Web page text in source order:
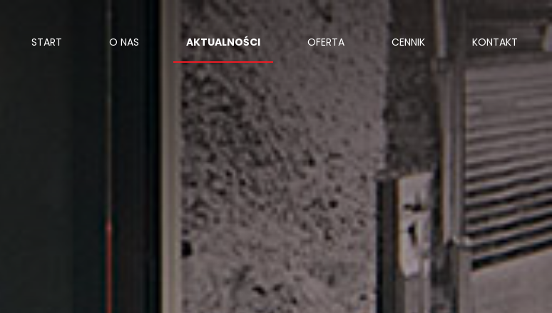
START O NAS AKTUALNOŚCI OFERTA CENNIK KONTAKT